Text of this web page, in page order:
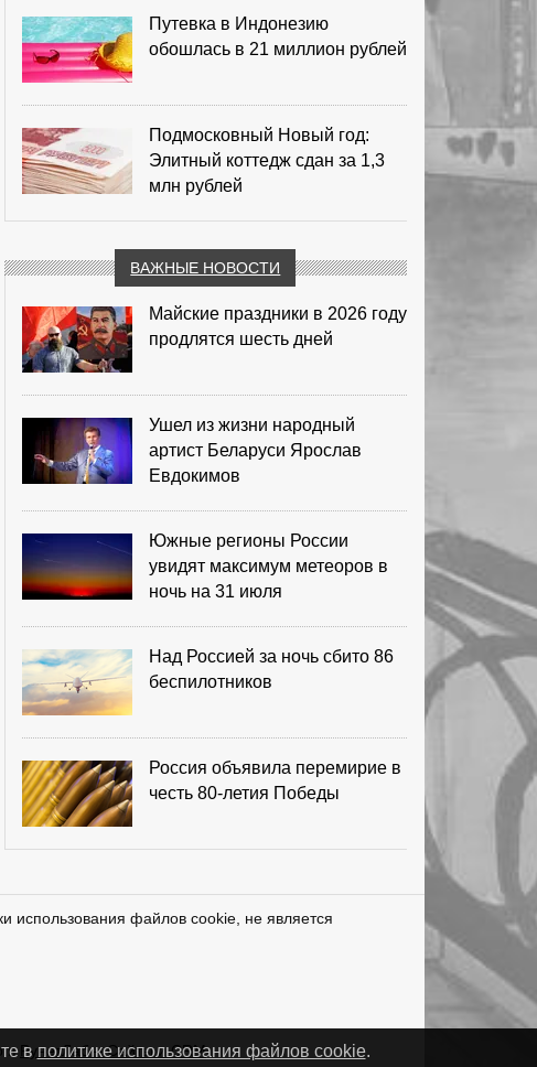
Путевка в Индонезию
обошлась в 21 миллион рублей
Подмосковный Новый год:
Элитный коттедж сдан за 1,3
млн рублей
ВАЖНЫЕ НОВОСТИ
Майские праздники в 2026 году
продлятся шесть дней
Ушел из жизни народный
артист Беларуси Ярослав
Евдокимов
Южные регионы России
увидят максимум метеоров в
ночь на 31 июля
Над Россией за ночь сбито 86
беспилотников
Россия объявила перемирие в
честь 80-летия Победы
использования файлов cookie, не является
вРунетЛаб – Сайты и CRM
вполитике использования файлов cookie.